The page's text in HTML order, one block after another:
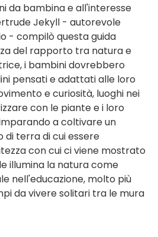
da bambina e all'interesse
Jekyll - autorevole
- compilò questa guida
del rapporto tra natura e
i bambini dovrebbero
pensati e adattati alle loro
e curiosità, luoghi nei
con le piante e i loro
a coltivare un
di terra di cui essere
con cui ci viene mostrato
illumina la natura come
nell'educazione, molto più
da vivere solitari tra le mura